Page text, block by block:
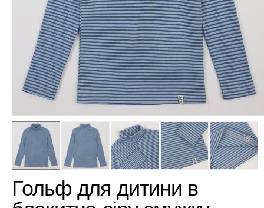
Гольф для дитини в